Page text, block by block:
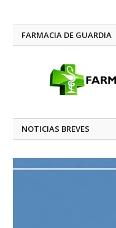
FARMACIA DE GUARDIA
NOTICIAS BREVES